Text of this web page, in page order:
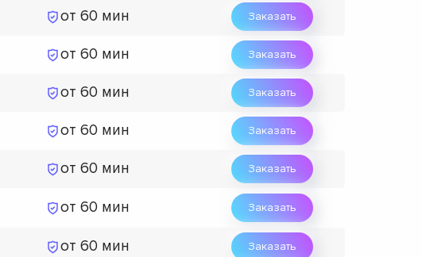
от 60 мин Заказать
от 60 мин Заказать
от 60 мин Заказать
от 60 мин Заказать
от 60 мин Заказать
от 60 мин Заказать
от 60 мин Заказать